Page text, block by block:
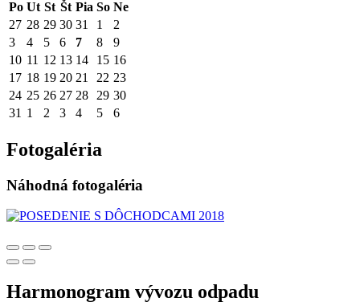
Po Ut St Št Pia So Ne
27 28 29 30 31 1
2
3
4 5 6 7 8
9
10 11 12 13 14 15 16
17 18 19 20 21 22 23
24 25 26 27 28 29 30
31 1 2 3 4 5 6
Fotogaléria
Náhodná fotogaléria
Harmonogram vývozu odpadu